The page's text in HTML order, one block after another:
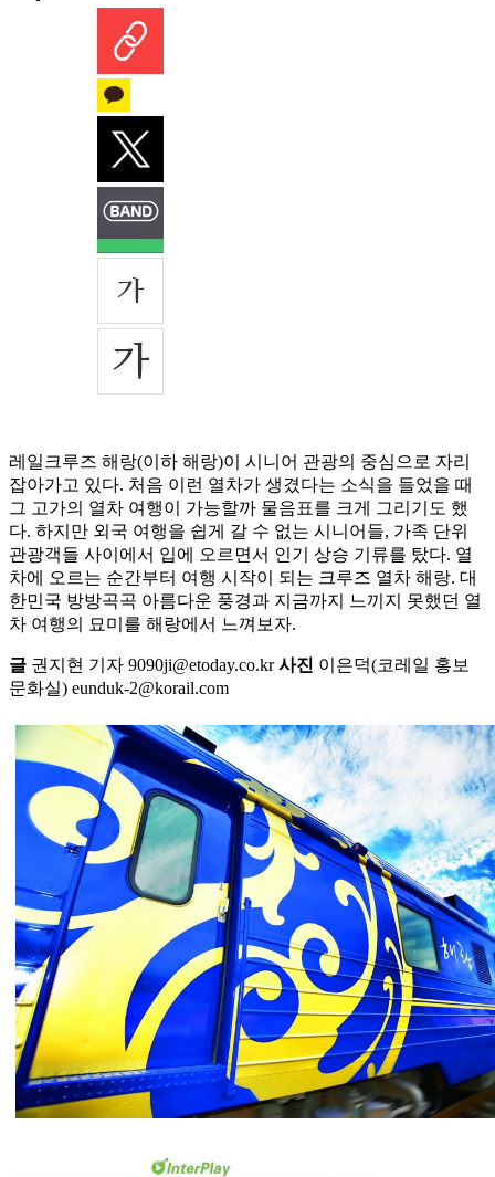
레일크루즈 해랑(이하 해랑)이 시니어 관광의 중심으로 자리
잡아가고 있다. 처음 이런 열차가 생겼다는 소식을 들었을 때
그 고가의 열차 여행이 가능할까 물음표를 크게 그리기도 했
다. 하지만 외국 여행을 쉽게 갈 수 없는 시니어들, 가족 단위
관광객들 사이에서 입에 오르면서 인기 상승 기류를 탔다. 열
차에 오르는 순간부터 여행 시작이 되는 크루즈 열차 해랑. 대
한민국 방방곡곡 아름다운 풍경과 지금까지 느끼지 못했던 열
차 여행의 묘미를 해랑에서 느껴보자.
글 권지현 기자 9090ji@etoday.co.kr사진 이은덕(코레일 홍보
문화실) eunduk-2@korail.com